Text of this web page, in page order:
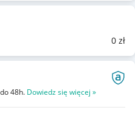
0 zł
48h. Dowiedz się więcej »